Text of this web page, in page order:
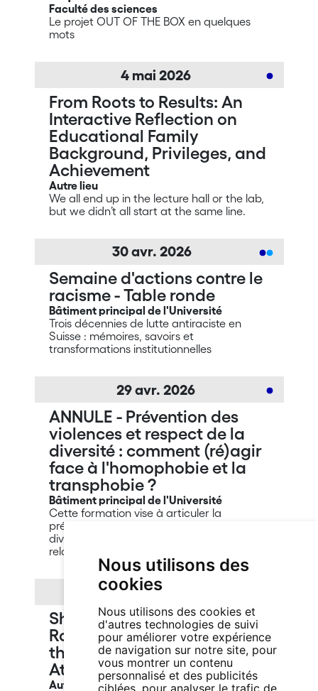
Nous utilisons des
cookies
Nous utilisons des cookies et
d'autres technologies de suivi
pour améliorer votre expérience
de navigation sur notre site, pour
vous montrer un contenu
personnalisé et des publicités
ciblées, pour analyser le trafic de
Faculté des sciences
Le projet OUT OF THE BOX en quelques
mots
4 mai 2026
From Roots to Results: An
Interactive Reflection on
Educational Family
Background, Privileges, and
Achievement
Autre lieu
We all end up in the lecture hall or the lab,
but we didn’t all start at the same line.
30avr. 2026
Semaine d'actions contre le
racisme - Table ronde
Bâtiment principal de l'Université
Trois décennies de lutte antiraciste en
Suisse : mémoires, savoirs et
transformations institutionnelles
29 avr. 2026
ANNULE - Prévention des
violences et respect de la
diversité : comment (ré)agir
face à l'homophobie et la
transphobie ?
Bâtiment principal de l'Université
Cette formation vise à articuler la
prévention des violences et le respect de la
diversité, en identifiant les spécificités
relatives aux thématiques LGBTIQ.
27avr.
Shared Roots, Different
Routes: A Dialogue on Being
the First in the Family to
Attend University
Autre lieu